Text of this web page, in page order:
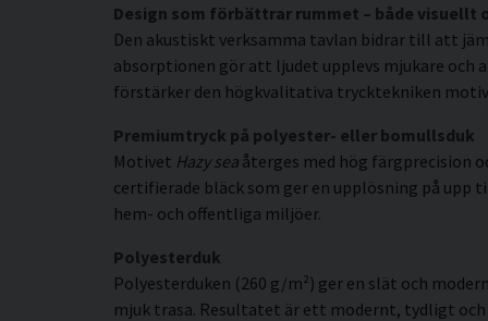
Design som förbättrar rummet – både visuellt
Den akustiskt verksamma tavlan bidrar till att
absorptionen gör att ljudet upplevs mjukare och
förstärker den högkvalitativa trycktekniken
Premiumtryck på polyester- eller bomullsduk
Motivet Hazy sea återges med hög färgprecision
certifierade bläck som ger en upplösning på upp
hem- och offentliga miljöer.
Polyesterduk
Polyesterduken (260 g/m²) ger en slät och
mjuk trasa. Resultatet är ett modernt, tydligt